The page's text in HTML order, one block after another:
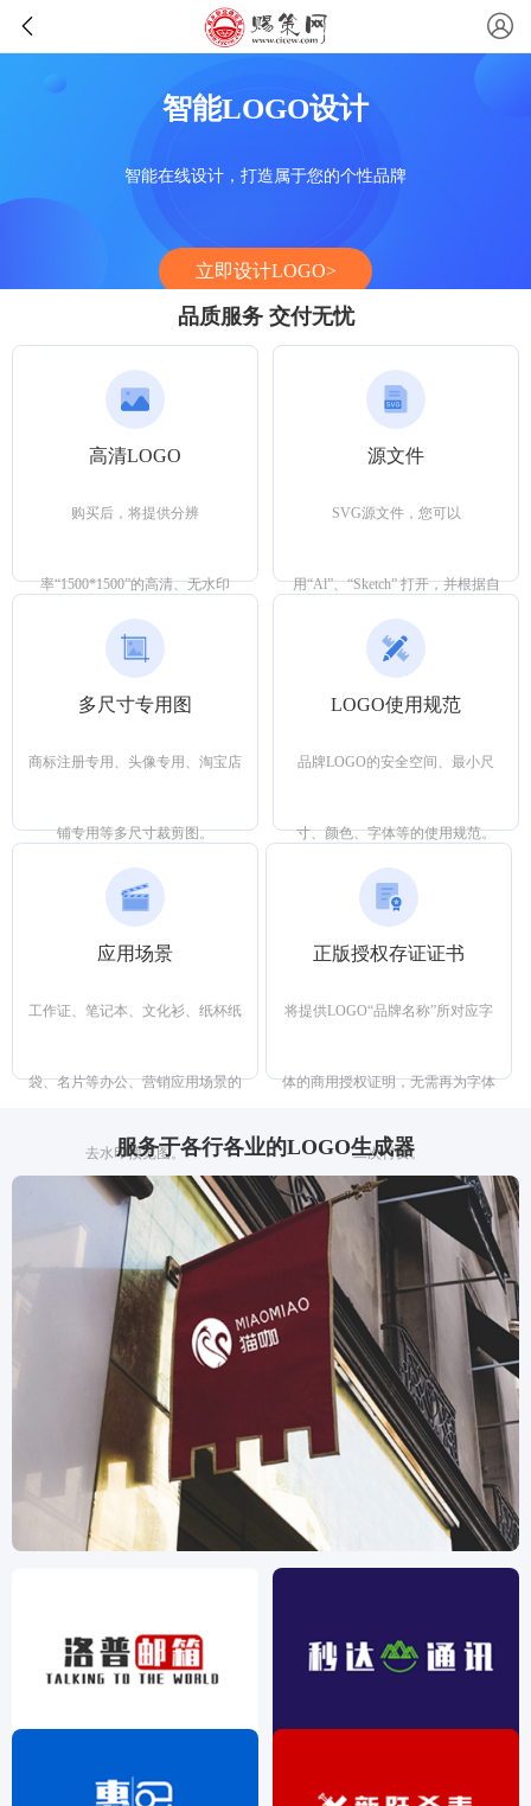
智能LOGO设计
智能在线设计，打造属于您的个性品牌
立即设计LOGO>
品质服务 交付无忧
高清LOGO
购买后，将提供分辨
率“1500*1500”的高清、无水印
LOGO图，可用作店内展示、设计
源文件
SVG源文件，您可以
用“Al”、“Sketch” 打开，并根据自
己的想法重新调整LOGO。
多尺寸专用图
商标注册专用、头像专用、淘宝店
铺专用等多尺寸裁剪图。
LOGO使用规范
品牌LOGO的安全空间、最小尺
寸、颜色、字体等的使用规范。
应用场景
工作证、笔记本、文化衫、纸杯纸
袋、名片等办公、营销应用场景的
去水印预览图。
正版授权存证证书
将提供LOGO“品牌名称”所对应字
体的商用授权证明，无需再为字体
二次付费。
服务于各行各业的LOGO生成器